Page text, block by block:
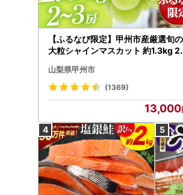
【ふるなび限定】甲州市産厳選旬の
大粒シャインマスカット 約1.3kg 2
472 FN-Limited-VO シャインマス
カット フルーツ
山梨県甲州市
(1369)
13,000